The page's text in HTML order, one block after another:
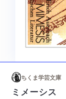
ちくま学芸文庫
ミメーシス